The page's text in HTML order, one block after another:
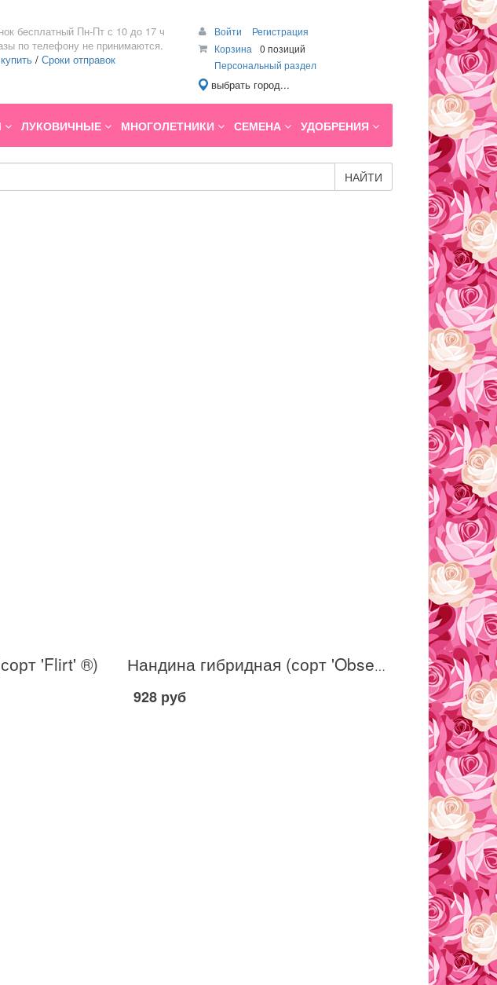
бесплатный Пн-Пт с 10 до 17 ч
по телефону не принимаются.
/ Сроки отправок
Войти
Регистрация
Корзина
0 позиций
Персональный раздел
выбрать город...
ЛУКОВИЧНЫЕ МНОГОЛЕТНИКИ СЕМЕНА УДОБРЕНИЯ
НАЙТИ
'Flirt' ®) Нандина гибридная (сорт 'Obsessed'®)
928 руб